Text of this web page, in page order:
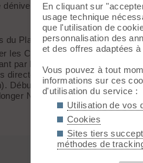
Dénivelé :
Difficulté
Pente :
dénivelé risque
du Planet, suivre la
les Chalets de
par le chalet du
directement).
Début de la
NW dans la Combe aux
En cliquant sur
usage technique
que l'utilisation de
personnalisation des
et des offres adaptées
Vous pouvez à tout
informations sur ces
d'utilisation du service :
Utilisation de vos
Cookies
Sites tiers
méthodes de